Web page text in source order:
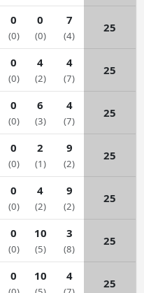
0
(0)
0
(0)
7
(4)
25
0
(0)
4
(2)
4
(7)
25
0
(0)
6
(3)
4
(7)
25
0
(0)
2
(1)
9
(2)
25
0
(0)
4
(2)
9
(2)
25
0
(0)
10
(5)
3
(8)
25
0 10 4
25